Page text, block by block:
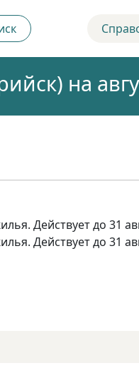
на
Действует до 31
Действует до 31